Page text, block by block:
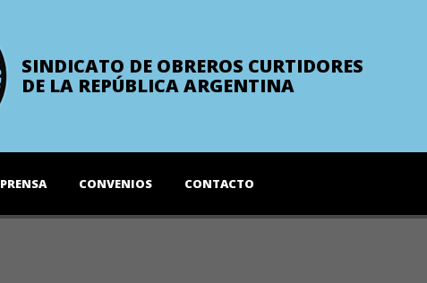
SINDICATO DE OBREROS CURTIDORES
DE LA REPÚBLICA ARGENTINA
PRENSA CONVENIOS CONTACTO